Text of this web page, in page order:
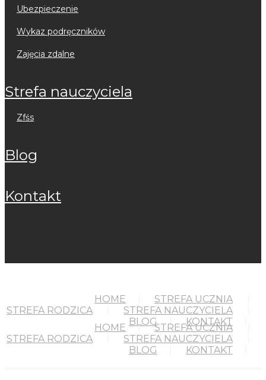
ubezpieczenie
wykaz podręczników
zajęcia zdalne
strefa nauczyciela
zfśs
blog
kontakt
HOME
STREFA UCZNIA
STREFA RODZICA
STREFA NAUCZYCIELA
BLOG
KONTAKT
HOME
STREFA UCZNIA
STREFA RODZICA
STREFA NAUCZYCIELA
BLOG
KONTAKT